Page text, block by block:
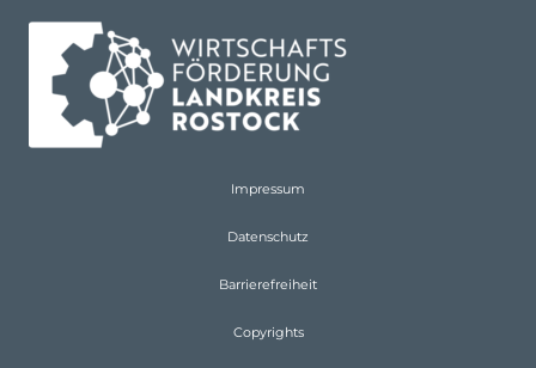
Impressum
Datenschutz
Barrierefreiheit
Copyrights